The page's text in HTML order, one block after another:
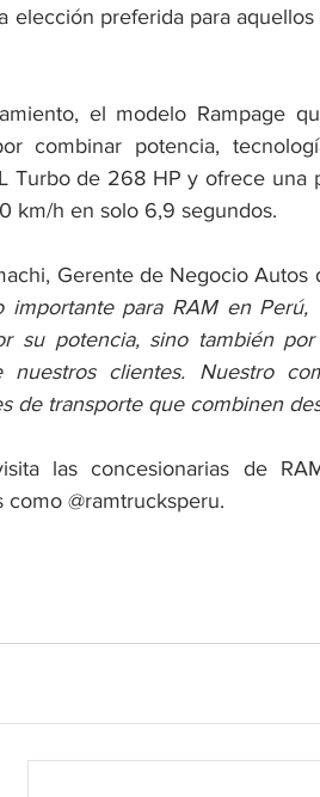
elección preferida para
el modelo Rampage
combinar potencia,
Turbo de 268 HP y ofrece una
km/h en solo 6,9 segundos.
Gerente de Negocio
importante para RAM en Perú,
su potencia, sino también
nuestros clientes. Nuestro
de transporte que combinen
las concesionarias de
@ramtrucksperu.